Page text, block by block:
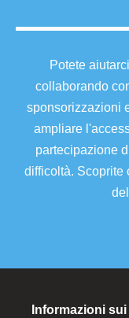
Potete
collaborando
sponsorizzazioni
ampliare
partecipazione
difficoltà. Scoprite
Informazioni